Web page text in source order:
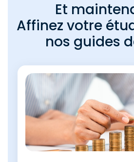
Et
Affinez votre
nos guides